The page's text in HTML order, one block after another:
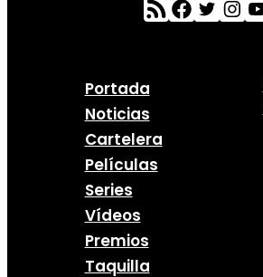
Portada
Noticias
Cartelera
Películas
Series
Vídeos
Premios
Taquilla